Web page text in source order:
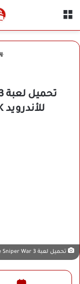
للأندرويد APK أخر إصدار 2026 مجانًا
تحميل لعبة Zombie Sniper War 3 مهكرة